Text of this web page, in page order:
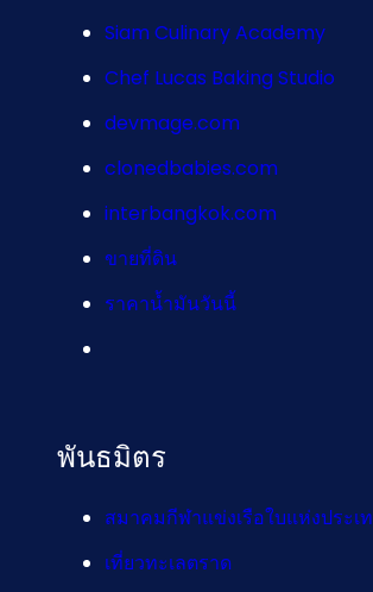
Siam Culinary Academy
Chef Lucas Baking Studio
devmage.com
clonedbabies.com
interbangkok.com
ขายที่ดิน
ราคาน้ำมันวันนี้
พันธมิตร
สมาคมกีฬาแข่งเรือใบแห่งประเ
เที่ยวทะเลตราด